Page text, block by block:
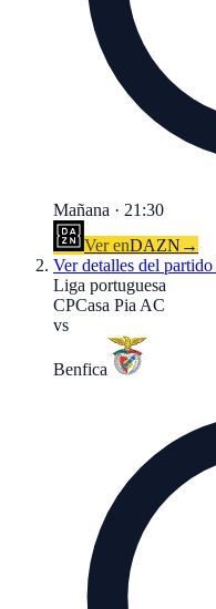
Mañana · 21:30
Ver enDAZN →
Ver detalles del partido
Liga portuguesa
CPCasa Pia AC
vs
Benfica